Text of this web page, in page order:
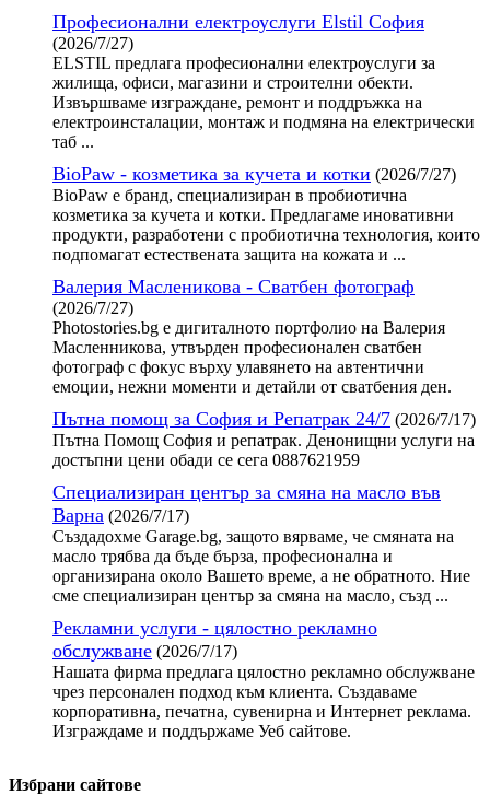
Професионални електроуслуги Elstil София
(2026/7/27)
ELSTIL предлага професионални електроуслуги за
жилища, офиси, магазини и строителни обекти.
Извършваме изграждане, ремонт и поддръжка на
електроинсталации, монтаж и подмяна на електрически
таб ...
BioPaw - козметика за кучета и котки (2026/7/27)
BioPaw е бранд, специализиран в пробиотична
козметика за кучета и котки. Предлагаме иновативни
продукти, разработени с пробиотична технология, които
подпомагат естествената защита на кожата и ...
Валерия Масленикова - Сватбен фотограф
(2026/7/27)
Photostories.bg е дигиталното портфолио на Валерия
Масленникова, утвърден професионален сватбен
фотограф с фокус върху улавянето на автентични
емоции, нежни моменти и детайли от сватбения ден.
Пътна помощ за София и Репатрак 24/7 (2026/7/17)
Пътна Помощ София и репатрак. Денонищни услуги на
достъпни цени обади се сега 0887621959
Специализиран център за смяна на масло във
Варна (2026/7/17)
Създадохме Garage.bg, защото вярваме, че смяната на
масло трябва да бъде бърза, професионална и
организирана около Вашето време, а не обратното. Ние
сме специализиран център за смяна на масло, създ ...
Рекламни услуги - цялостно рекламно
обслужване (2026/7/17)
Нашата фирма предлага цялостно рекламно обслужване
чрез персонален подход към клиента. Създаваме
корпоративна, печатна, сувенирна и Интернет реклама.
Изграждаме и поддържаме Уеб сайтове.
Избрани сайтове